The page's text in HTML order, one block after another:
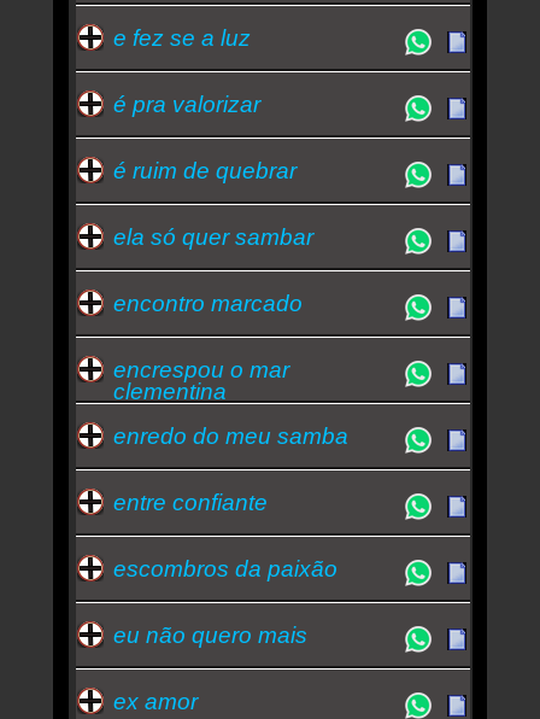
e fez se a luz
é pra valorizar
é ruim de quebrar
ela só quer sambar
encontro marcado
encrespou o mar
clementina
enredo do meu samba
entre confiante
escombros da paixão
eu não quero mais
ex amor